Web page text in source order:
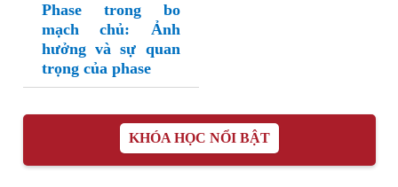
Phase trong bo
mạch chủ: Ảnh
hưởng và sự quan
trọng của phase
KHÓA HỌC NỔI BẬT